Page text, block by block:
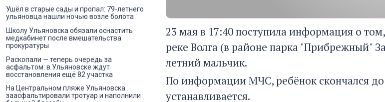
23 мая в 17:40 поступила информация о
реке Волга (в районе парка "Прибрежный"
летний мальчик.
По информации МЧС, ребёнок скончался
устанавливается.
Ушёл в старые сады и пропал: 79-летнего
ульяновца нашли ночью возле болота
Школу Ульяновска обязали оснастить
медкабинет после вмешательства
прокуратуры
Раскопали — теперь очередь за
асфальтом: в Ульяновске ждут
восстановления ещё 82 участка
На Центральном пляже Ульяновска
заасфальтировали тротуар и наполнили